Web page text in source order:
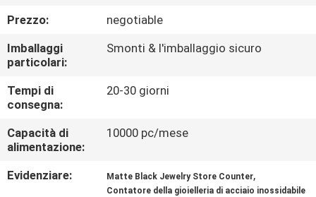
CONTROLLO
DI
QUALITÀ
CONTATTICI
RICHIEDA
UNA
Prezzo:
negotiable
Imballaggi
particolari:
Smonti & l'imballaggio sicuro
Tempi di
consegna:
20-30 giorni
Capacità di
alimentazione:
10000 pc/mese
Evidenziare: Matte Black Jewelry Store Counter,
Contatore della gioielleria di acciaio inossidabile